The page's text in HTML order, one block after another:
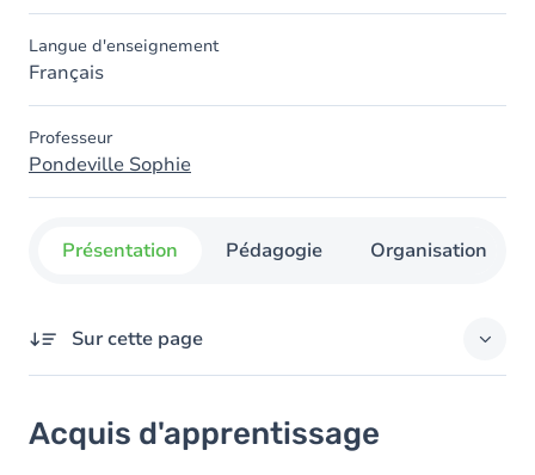
Langue d'enseignement
Français
Professeur
Pondeville Sophie
Présentation Pédagogie Organisation
Sur cette page
Objectifs
Acquis d'apprentissage